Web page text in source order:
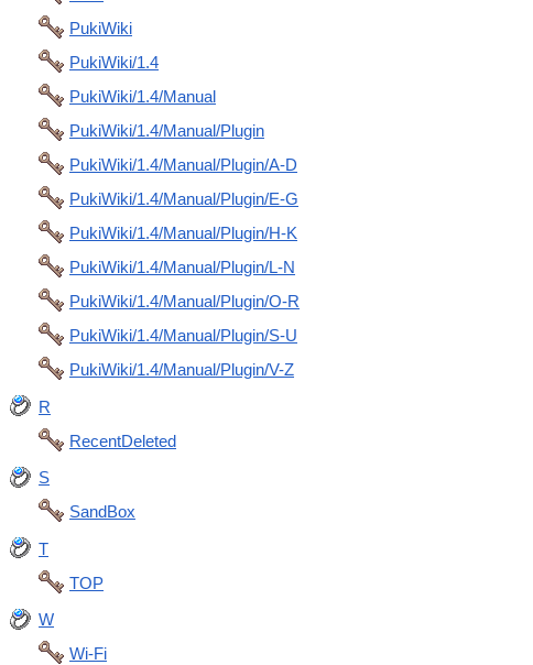
PukiWiki
PukiWiki/1.4
PukiWiki/1.4/Manual
PukiWiki/1.4/Manual/Plugin
PukiWiki/1.4/Manual/Plugin/A-D
PukiWiki/1.4/Manual/Plugin/E-G
PukiWiki/1.4/Manual/Plugin/H-K
PukiWiki/1.4/Manual/Plugin/L-N
PukiWiki/1.4/Manual/Plugin/O-R
PukiWiki/1.4/Manual/Plugin/S-U
PukiWiki/1.4/Manual/Plugin/V-Z
R
RecentDeleted
S
SandBox
T
TOP
W
Wi-Fi